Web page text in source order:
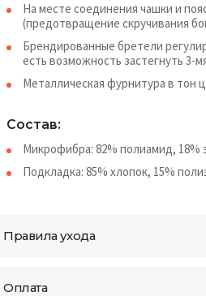
На месте соединения чашки и
(предотвращение скручивания
Брендированные бретели
есть возможность застегнуть 3-
Металлическая фурнитура в тон
Состав:
Микрофибра: 82% полиамид, 18%
Подкладка: 85% хлопок, 15%
Правила ухода
Оплата